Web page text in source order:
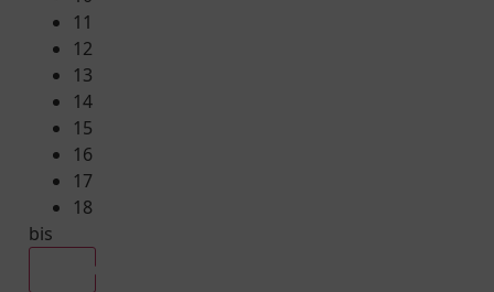
11
12
13
14
15
16
17
18
bis